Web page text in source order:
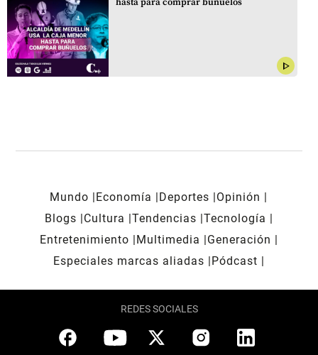
play_arrow
Mundo Economía Deportes
Opinión
Blogs
Cultura Tendencias Tecnología
Entretenimiento
Multimedia
Generación
Especiales marcas aliadas
Pódcast
REDES SOCIALES